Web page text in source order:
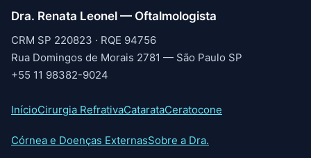
Dra. Renata Leonel — Oftalmologista
CRM SP 220823 · RQE 94756
Rua Domingos de Morais 2781 — São Paulo SP
+55 11 98382-9024
InícioCirurgia RefrativaCatarataCeratocone
Córnea e Doenças ExternasSobre a Dra.